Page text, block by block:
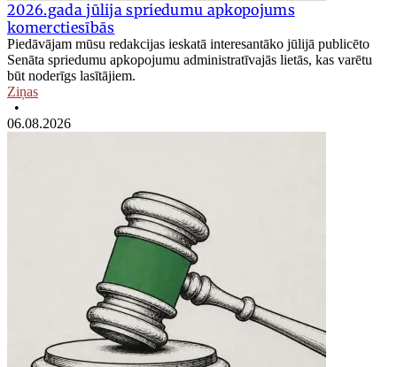
2026.gada jūlija spriedumu apkopojums
komerctiesībās
Piedāvājam mūsu redakcijas ieskatā interesantāko jūlijā publicēto
Senāta spriedumu apkopojumu administratīvajās lietās, kas varētu
būt noderīgs lasītājiem.
Ziņas
•
06.08.2026